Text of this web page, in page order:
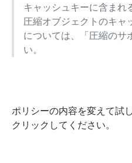
キャッシュキーに含まれ
圧縮オブジェクトのキャ
については、「圧縮のサ
い。
ポリシーの内容を変えて試
クリックしてください。